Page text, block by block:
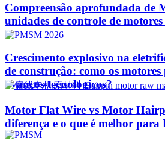
Compreensão aprofundada de
unidades de controle de
Crescimento explosivo na
de construção: como os
avanços tecnológicos?​
Motor Flat Wire vs Motor
diferença e o que é melhor para